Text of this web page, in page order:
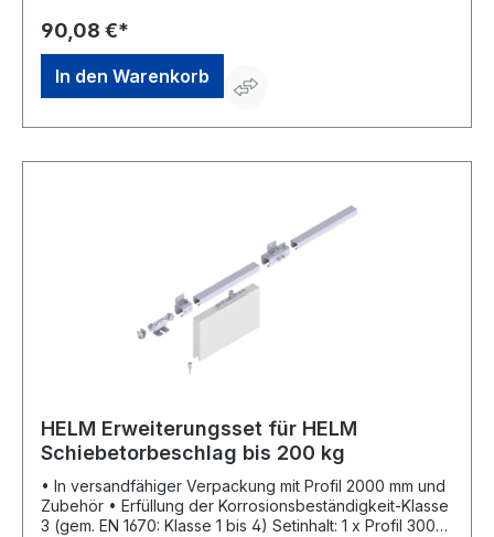
Fangstopper • 1 x HELM FührungsgleiterHersteller:
Woelm GmbH, Hasselbecker Str.2-4, 42579
90,08 €*
In den Warenkorb
HELM Erweiterungsset für HELM
Schiebetorbeschlag bis 200 kg
• In versandfähiger Verpackung mit Profil 2000 mm und
Zubehör • Erfüllung der Korrosionsbeständigkeit-Klasse
3 (gem. EN 1670: Klasse 1 bis 4) Setinhalt: 1 x Profil 300